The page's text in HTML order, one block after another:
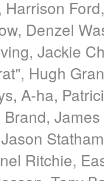
Denzel
Jackie
Hugh
A-ha,
Ritchie,